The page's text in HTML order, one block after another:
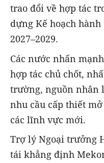
trao đổi về hợp tác
dựng Kế hoạch
2027–2029.
Các nước nhấn
hợp tác chủ chốt,
trường, nguồn nhân
nhu cầu cấp thiết
các lĩnh vực mới.
Trợ lý Ngoại trưởng
tái khẳng định